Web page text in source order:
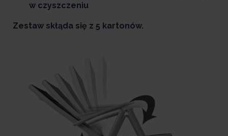
w czyszczeniu
Zestaw skłąda się z 5 kartonów.